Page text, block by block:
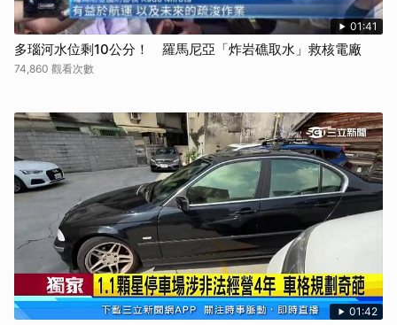
01:41
多瑙河水位剩10公分！ 羅馬尼亞「炸岩礁取水」救核電廠
74,860 觀看次數
01:42